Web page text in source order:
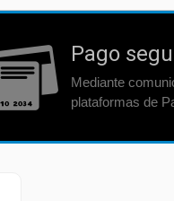
Pago
Mediante
plataformas de